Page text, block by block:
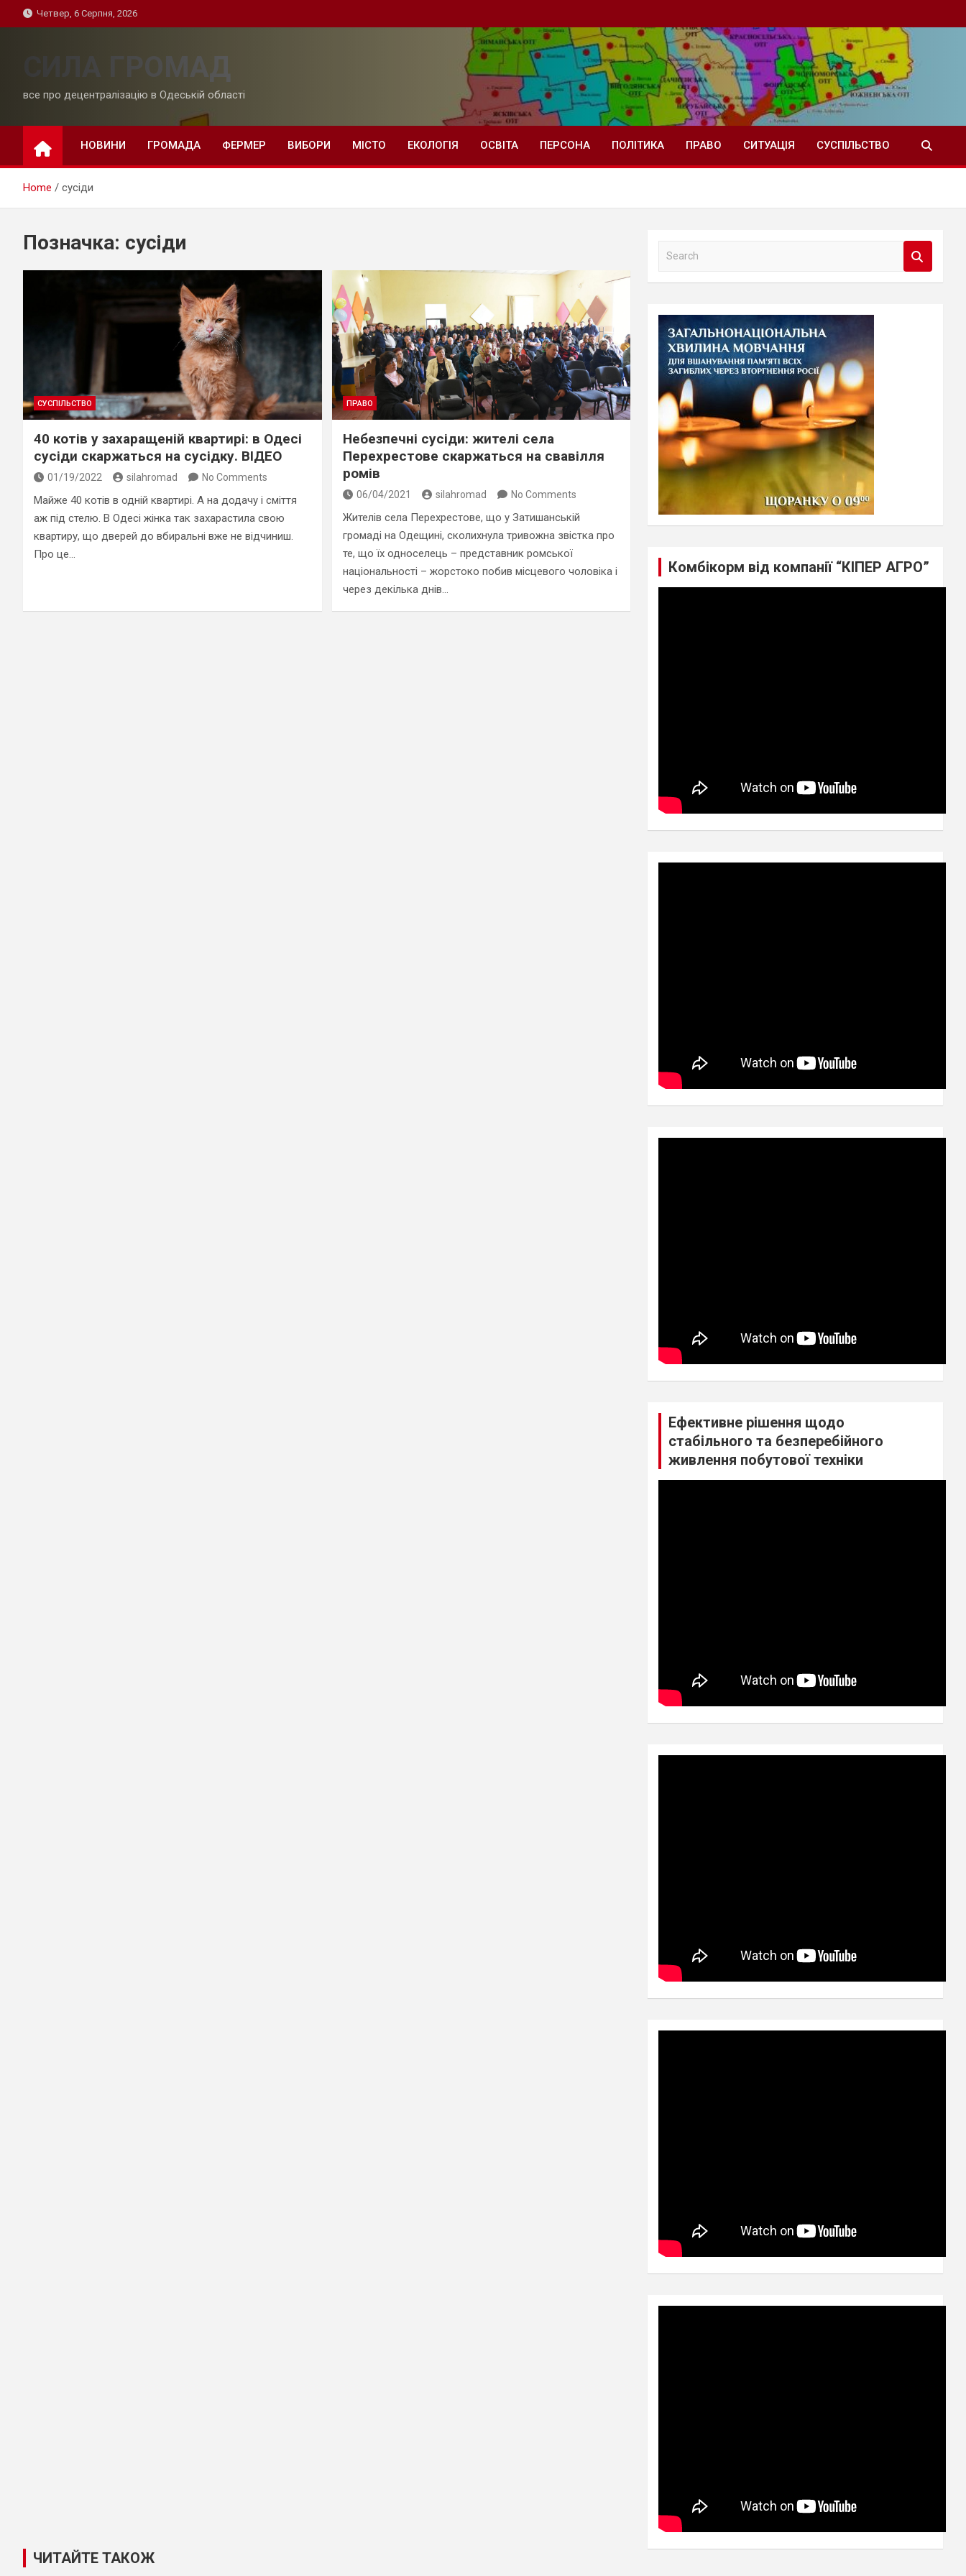
to
Четвер, 6 Серпня, 2026
СИЛА ГРОМАД
все про децентралізацію в Одеській області
НОВИНИ ГРОМАДА ФЕРМЕР ВИБОРИ МІСТО ЕКОЛОГІЯ ОСВІТА ПЕРСОНА ПОЛІТИКА ПРАВО СИТУАЦІЯ СУСПІЛЬСТВО
Home сусіди
Позначка: сусіди
СУСПІЛЬСТВО
40 котів у захаращеній квартирі: в Одесі
сусіди скаржаться на сусідку. ВІДЕО
01/19/2022 silahromad No Comments
Майже 40 котів в одній квартирі. А на додачу і сміття
аж під стелю. В Одесі жінка так захарастила свою
квартиру, що дверей до вбиральні вже не відчиниш.
Про це…
ПРАВО
Небезпечні сусіди: жителі села
Перехрестове скаржаться на свавілля
ромів
06/04/2021 silahromad No Comments
Жителів села Перехрестове, що у Затишанській
громаді на Одещині, сколихнула тривожна звістка про
те, що їх односелець – представник ромської
національності – жорстоко побив місцевого чоловіка і
через декілька днів…
a
Комбікорм від компанії “КІПЕР АГРО”
Ефективне рішення щодо
стабільного та безперебійного
живлення побутової техніки
ЧИТАЙТЕ ТАКОЖ